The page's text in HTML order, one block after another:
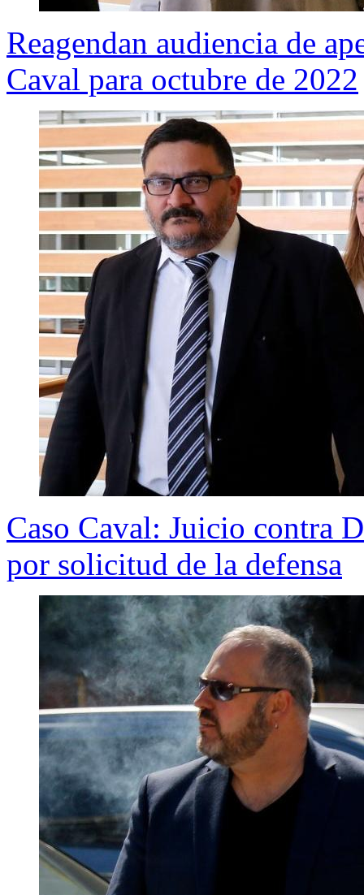
Reagendan audiencia de
Caval para octubre de 2022
Caso Caval: Juicio contra
por solicitud de la defensa